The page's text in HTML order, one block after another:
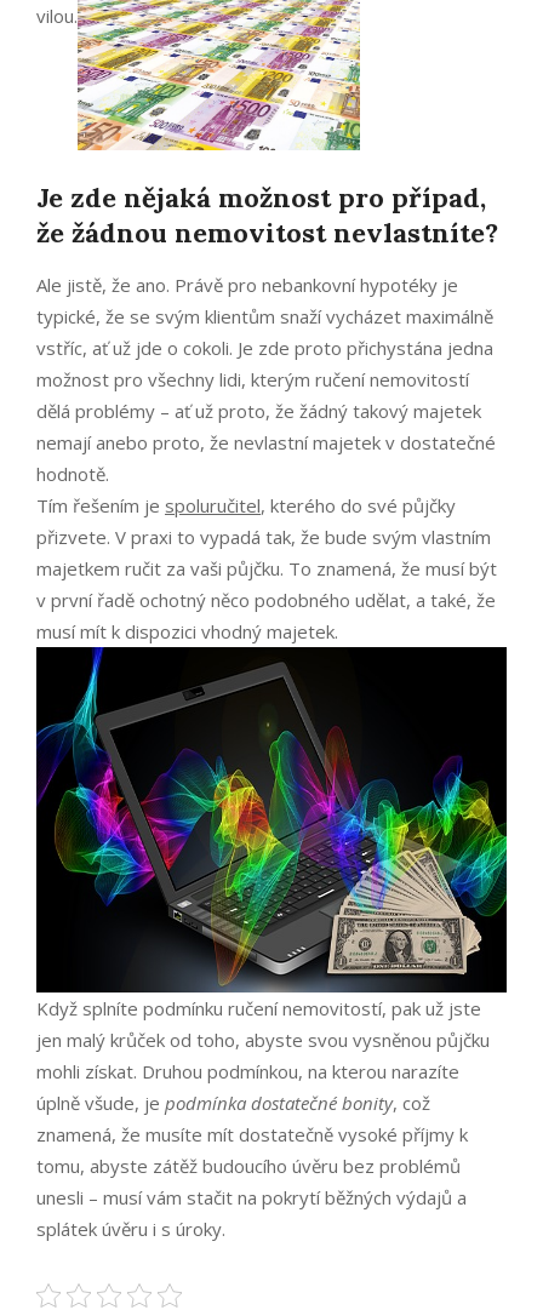
vilou.
Je zde nějaká možnost pro případ,
že žádnou nemovitost nevlastníte?
Ale jistě, že ano. Právě pro nebankovní hypotéky je
typické, že se svým klientům snaží vycházet maximálně
vstříc, ať už jde o cokoli. Je zde proto přichystána jedna
možnost pro všechny lidi, kterým ručení nemovitostí
dělá problémy – ať už proto, že žádný takový majetek
nemají anebo proto, že nevlastní majetek v dostatečné
hodnotě.
Tím řešením je spoluručitel, kterého do své půjčky
přizvete. V praxi to vypadá tak, že bude svým vlastním
majetkem ručit za vaši půjčku. To znamená, že musí být
v první řadě ochotný něco podobného udělat, a také, že
musí mít k dispozici vhodný majetek.
Když splníte podmínku ručení nemovitostí, pak už jste
jen malý krůček od toho, abyste svou vysněnou půjčku
mohli získat. Druhou podmínkou, na kterou narazíte
úplně všude, je podmínka dostatečné bonity, což
znamená, že musíte mít dostatečně vysoké příjmy k
tomu, abyste zátěž budoucího úvěru bez problémů
unesli – musí vám stačit na pokrytí běžných výdajů a
splátek úvěru i s úroky.